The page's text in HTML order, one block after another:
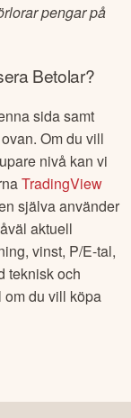
pengar på
Betolar?
sida samt
Om du vill
nivå kan vi
TradingView
själva använder
aktuell
vinst, P/E-tal,
teknisk och
om du vill köpa